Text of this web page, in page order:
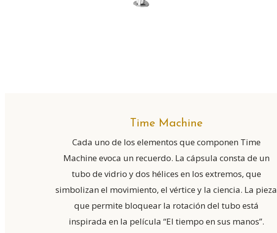
Time Machine
Cada uno de los elementos que componen Time
Machine evoca un recuerdo. La cápsula consta de un
tubo de vidrio y dos hélices en los extremos, que
simbolizan el movimiento, el vértice y la ciencia. La pieza
que permite bloquear la rotación del tubo está
inspirada en la película “El tiempo en sus manos”.